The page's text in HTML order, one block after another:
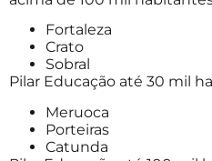
Fortaleza
Crato
Sobral
Pilar Educação até 30 mil
Meruoca
Porteiras
Catunda